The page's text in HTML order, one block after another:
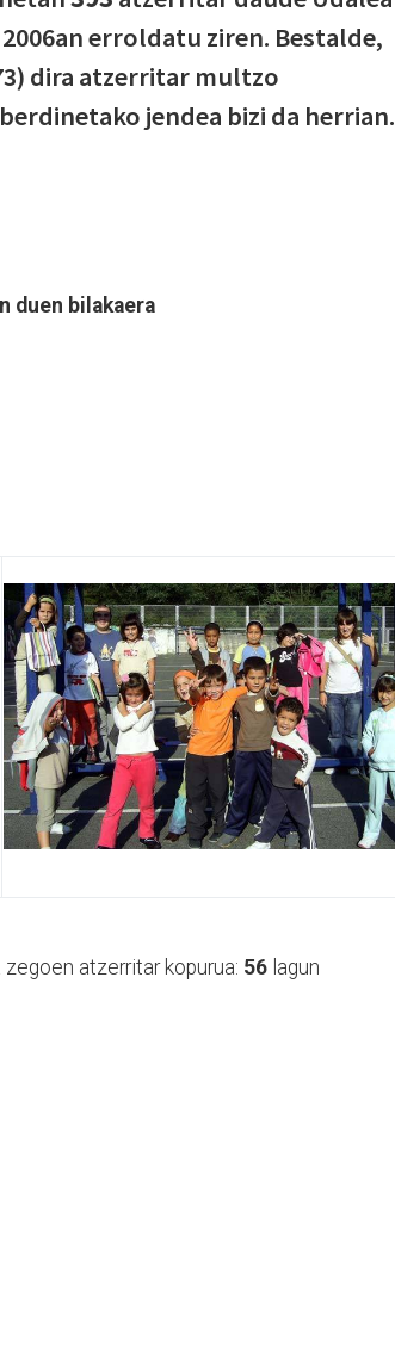
erroldatu ziren. Bestalde,
dira atzerritar multzo
jendea bizi da herrian.
duen bilakaera
atzerritar kopurua: 56 lagun